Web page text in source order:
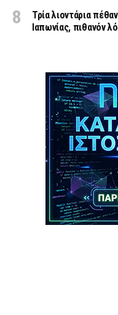
Τρία λιοντάρια
Ιαπωνίας, πιθανόν